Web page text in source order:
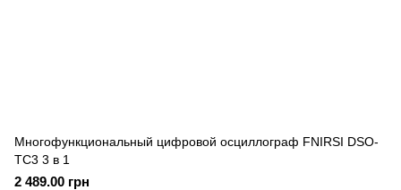
Многофункциональный цифровой осциллограф FNIRSI DSO-
TC3 3 в 1
2 489.00 грн